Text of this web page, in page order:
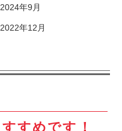
2024年9月
2022年12月
すめです！